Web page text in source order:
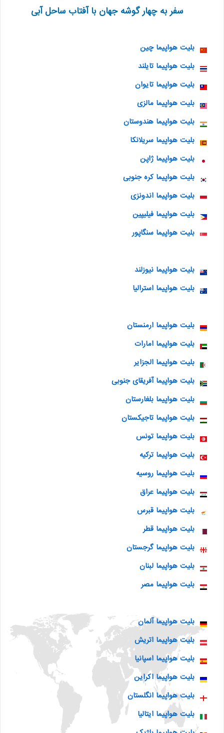
سفر به چهار گوشه جهان با آفتاب ساحل آبی
بلیت هواپیما چین
بلیت هواپیما تایلند
بلیت هواپیما تایوان
بلیت هواپیما مالزی
بلیت هواپیما هندوستان
بلیت هواپیما سریلانکا
بلیت هواپیما ژاپن
بلیت هواپیما کره جنوبی
بلیت هواپیما اندونزی
بلیت هواپیما فیلیپین
بلیت هواپیما سنگاپور
بلیت هواپیما نیوزلند
بلیت هواپیما استرالیا
بلیت هواپیما ارمنستان
بلیت هواپیما امارات
بلیت هواپیما الجزایر
بلیت هواپیما آفریقای جنوبی
بلیت هواپیما بلغارستان
بلیت هواپیما تاجیکستان
بلیت هواپیما تونس
بلیت هواپیما ترکیه
بلیت هواپیما روسیه
بلیت هواپیما عراق
بلیت هواپیما قبرس
بلیت هواپیما قطر
بلیت هواپیما گرجستان
بلیت هواپیما لبنان
بلیت هواپیما مصر
بلیت هواپیما آلمان
بلیت هواپیما اتریش
بلیت هواپیما اسپانیا
بلیت هواپیما اکراین
بلیت هواپیما انگلستان
بلیت هواپیما ایتالیا